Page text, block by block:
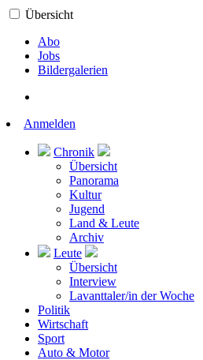
Übersicht
Abo
Jobs
Bildergalerien
Anmelden
Chronik
Übersicht
Panorama
Kultur
Jugend
Land & Leute
Archiv
Leute
Übersicht
Interview
Lavanttaler/in der Woche
Politik
Wirtschaft
Sport
Auto & Motor